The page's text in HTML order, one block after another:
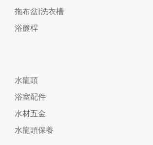
拖布盆|洗衣槽
浴簾桿
水龍頭
浴室配件
水材五金
水龍頭保養